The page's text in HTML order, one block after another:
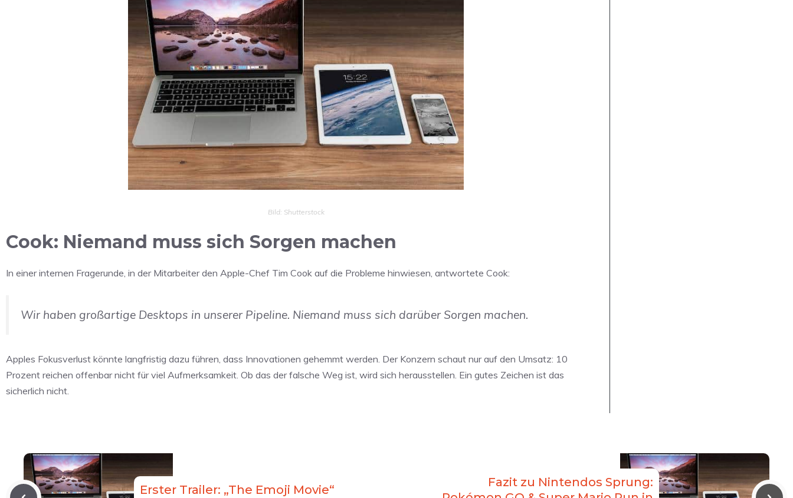
Bild: Shutterstock
Cook: Niemand muss sich Sorgen machen
In einer internen Fragerunde, in der Mitarbeiter den Apple-Chef Tim Cook auf die Probleme hinwiesen, antwortete Cook:
Wir haben großartige Desktops in unserer Pipeline. Niemand muss sich darüber Sorgen machen.
Apples Fokusverlust könnte langfristig dazu führen, dass Innovationen gehemmt werden. Der Konzern schaut nur auf den Umsatz: 10
Prozent reichen offenbar nicht für viel Aufmerksamkeit. Ob das der falsche Weg ist, wird sich herausstellen. Ein gutes Zeichen ist das
sicherlich nicht.
Erster Trailer: „The Emoji Movie“
Fazit zu Nintendos Sprung: